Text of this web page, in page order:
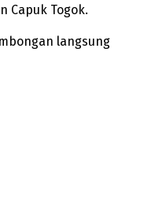
Capuk Togok.
langsung